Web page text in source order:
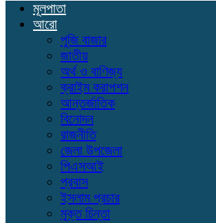
মূলপাতা
আরো
পুজি বাজার
জাতীয়
অর্থ ও বাণিজ্য
ক্রাইম করাপশন
আন্তর্জাতিক
বিনোদন
রাজনীতি
জেলা উপজেলা
পিএসআই
প্রবাস
ইসলাম প্রচার
মুক্ত চিন্তা